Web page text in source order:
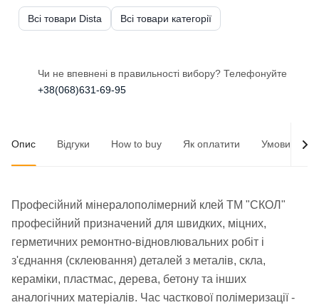
Всі товари Dista Всі товари категорії
Чи не впевнені в правильності вибору? Телефонуйте
+38(068)631-69-95
Опис Відгуки How to buy Як оплатити Умови
Професійний мінералополімерний клей ТМ "СКОЛ"
професійний призначений для швидких, міцних,
герметичних ремонтно-відновлювальних робіт і
з'єднання (склеювання) деталей з металів, скла,
кераміки, пластмас, дерева, бетону та інших
аналогічних матеріалів. Час часткової полімеризації -